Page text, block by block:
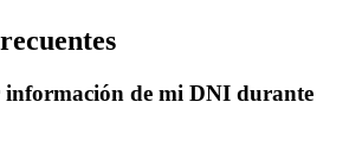
información de mi DNI durante